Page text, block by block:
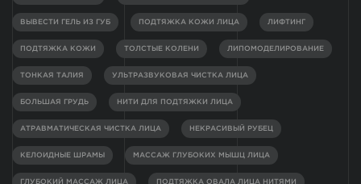
ВЫВЕСТИ ГЕЛЬ ИЗ ГУБ ПОДТЯЖКА КОЖИ ЛИЦА ЛИФТИНГ
ПОДТЯЖКА КОЖИ ТОЛСТЫЕ КОЛЕНИ ЛИПОМОДЕЛИРОВАНИЕ
ТОНКАЯ ТАЛИЯ УЛЬТРАЗВУКОВАЯ ЧИСТКА ЛИЦА
БОЛЬШАЯ ГРУДЬ НИТИ ДЛЯ ПОДТЯЖКИ ЛИЦА
АТРАВМАТИЧЕСКАЯ ЧИСТКА ЛИЦА НЕКРАСИВЫЙ РУБЕЦ
КЕЛОИДНЫЕ ШРАМЫ МАССАЖ ГЛУБОКИХ МЫШЦ ЛИЦА
ГЛУБОКИЙ МАССАЖ ЛИЦА ПОДТЯЖКА ОВАЛА ЛИЦА НИТЯМИ